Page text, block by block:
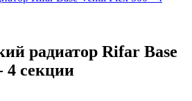
радиатор Rifar Base
4 секции